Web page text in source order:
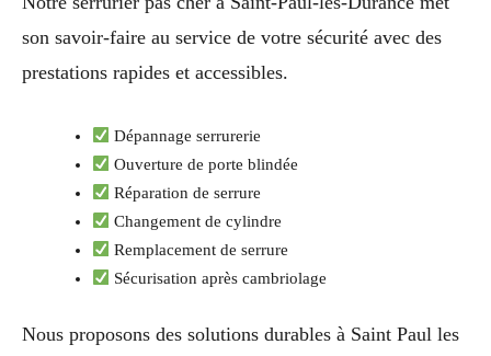
son savoir-faire au service de votre sécurité avec des
prestations rapides et accessibles.
Dépannage serrurerie
Ouverture de porte blindée
Réparation de serrure
Changement de cylindre
Remplacement de serrure
Sécurisation après cambriolage
Nous proposons des solutions durables à Saint Paul les